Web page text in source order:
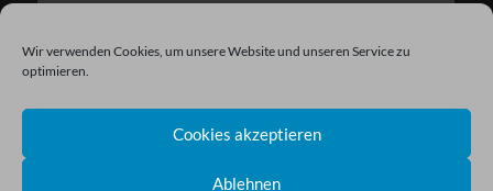
Wir verwenden Cookies, um unsere Website und unseren Service zu
optimieren.
Cookies akzeptieren
Ablehnen